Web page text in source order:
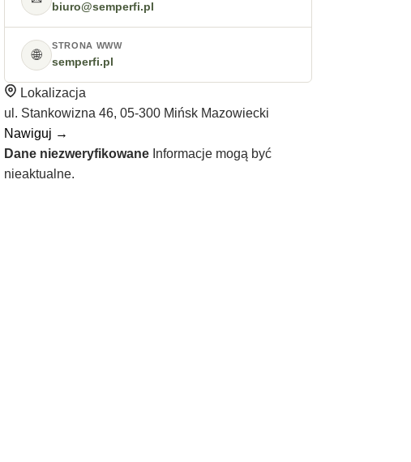
biuro@semperfi.pl
🌐
STRONA WWW
semperfi.pl
Lokalizacja
ul. Stankowizna 46, 05-300 Mińsk Mazowiecki
Nawiguj →
Dane niezweryfikowane Informacje mogą być
nieaktualne.